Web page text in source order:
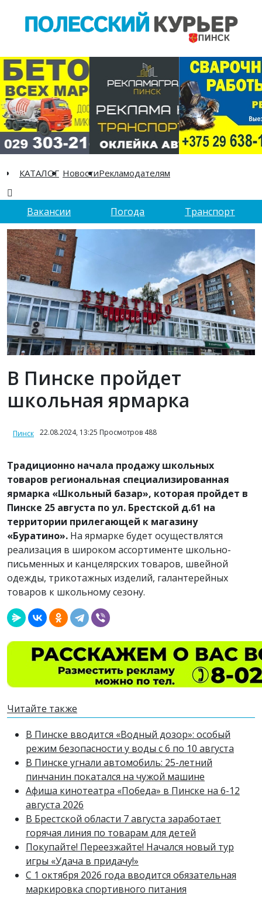
КАТАЛОГ НовостиРекламодателям
Вакансии Погода Транспорт
В Пинске пройдет
школьная ярмарка
Пинск 22.08.2024, 13:25 Просмотров 488
Традиционно начала продажу школьных
товаров региональная специализированная
ярмарка «Школьный базар», которая пройдет в
Пинске 25 августа по ул. Брестской д.61 на
территории прилегающей к магазину
«Буратино». На ярмарке будет осуществлятся
реализация в широком ассортименте школьно-
письменных и канцелярских товаров, швейной
одежды, трикотажных изделий, галантерейных
товаров к школьному сезону.
Читайте также
В Пинске вводится «Водный дозор»: особый
режим безопасности у воды с 6 по 10 августа
В Пинске угнали автомобиль: 25-летний
пинчанин покатался на чужой машине
Афиша кинотеатра «Победа» в Пинске на 6-12
августа 2026
В Брестской области 7 августа заработает
горячая линия по товарам для детей
Покупайте! Переезжайте! Начался новый тур
игры «Удача в придачу!»
С 1 октября 2026 года вводится обязательная
маркировка спортивного питания